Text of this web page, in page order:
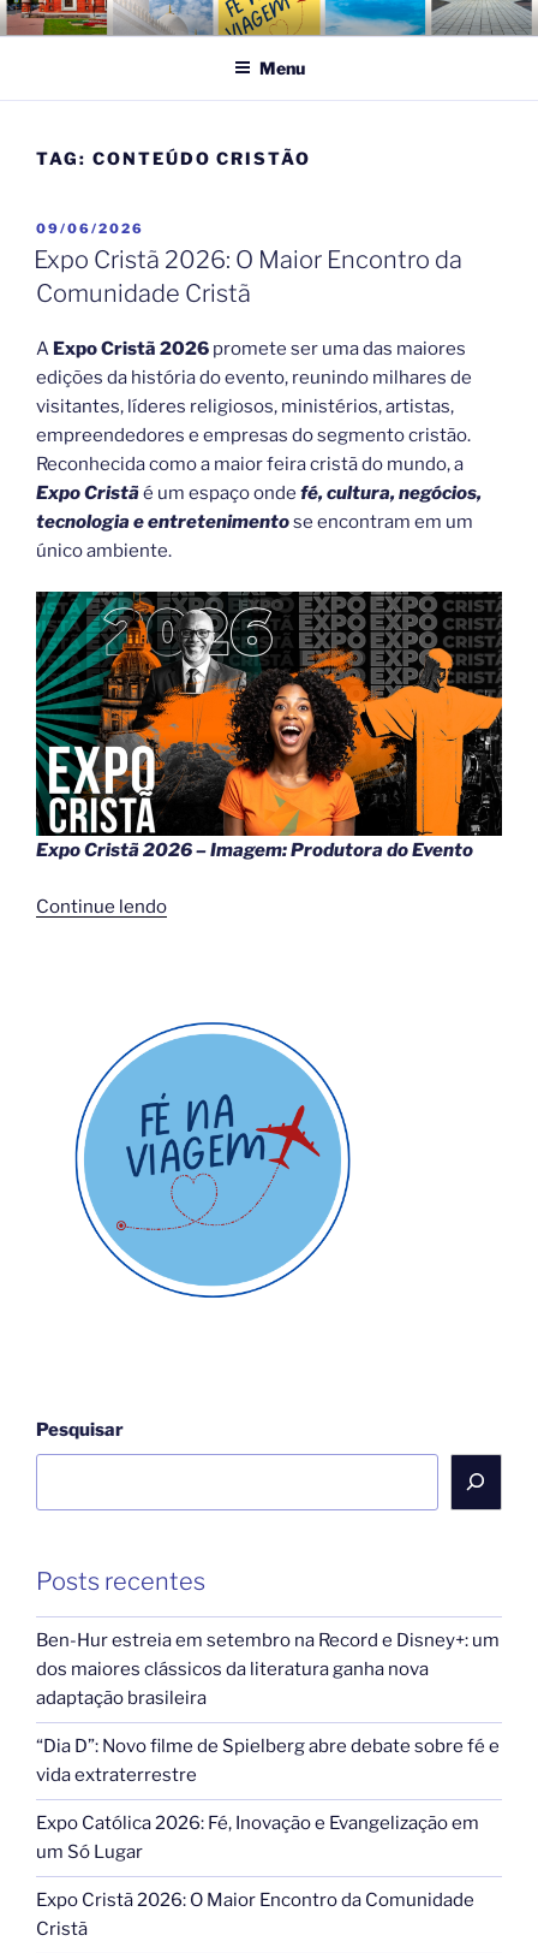
Pular
para
conteúdo
FÉ NA VIAGEM
Turismo Religioso
Menu
TAG: CONTEÚDO CRISTÃO
PUBLICADO
EM
09/06/2026
Expo Cristã 2026: O Maior Encontro da
Comunidade Cristã
A Expo Cristã 2026 promete ser uma das maiores
edições da história do evento, reunindo milhares de
visitantes, líderes religiosos, ministérios, artistas,
empreendedores e empresas do segmento cristão.
Reconhecida como a maior feira cristã do mundo, a
Expo Cristã é um espaço onde fé, cultura, negócios,
tecnologia e entretenimentose encontram em um
único ambiente.
Expo Cristã 2026 – Imagem: Produtora do Evento
Continue lendo“Expo
Maior
Encontro
Comunidade
Cristã”
Pesquisar
Posts recentes
Ben-Hur estreia em setembro na Record e Disney+: um
dos maiores clássicos da literatura ganha nova
adaptação brasileira
“Dia D”: Novo filme de Spielberg abre debate sobre fé e
vida extraterrestre
Expo Católica 2026: Fé, Inovação e Evangelização em
um Só Lugar
Expo Cristã 2026: O Maior Encontro da Comunidade
Cristã